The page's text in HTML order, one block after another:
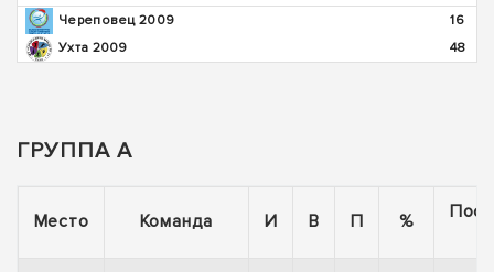
Череповец 2009
16
Ухта 2009
48
ГРУППА А
Место Команда И В П %